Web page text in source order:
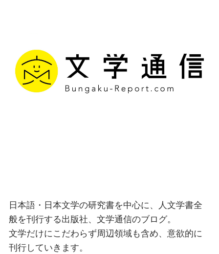
日本語・日本文学の研究書を中心に、人文学書全
般を刊行する出版社、文学通信のブログ。
文学だけにこだわらず周辺領域も含め、意欲的に
刊行していきます。